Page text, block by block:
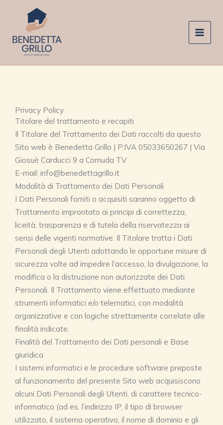
contenuto
Privacy Policy
Titolare del trattamento e recapiti
Il Titolare del Trattamento dei Dati raccolti da questo
Sito web è Benedetta Grillo | P.IVA 05033650267 | Via
Giosuè Carducci 9 a Cornuda TV
E-mail: info@benedettagrillo.it
Modalità di Trattamento dei Dati Personali
I Dati Personali forniti o acquisiti saranno oggetto di
Trattamento improntato ai principi di correttezza,
liceità, trasparenza e di tutela della riservatezza ai
sensi delle vigenti normative. Il Titolare tratta i Dati
Personali degli Utenti adottando le opportune misure di
sicurezza volte ad impedire l’accesso, la divulgazione, la
modifica o la distruzione non autorizzate dei Dati
Personali. Il Trattamento viene effettuato mediante
strumenti informatici e/o telematici, con modalità
organizzative e con logiche strettamente correlate alle
finalità indicate.
Finalità del Trattamento dei Dati personali e Base
giuridica
I sistemi informatici e le procedure software preposte
al funzionamento del presente Sito web acquisiscono
alcuni Dati Personali degli Utenti, di carattere tecnico-
informatico (ad es. l’indirizzo IP, il tipo di browser
utilizzato, il sistema operativo, il nome di dominio e gli